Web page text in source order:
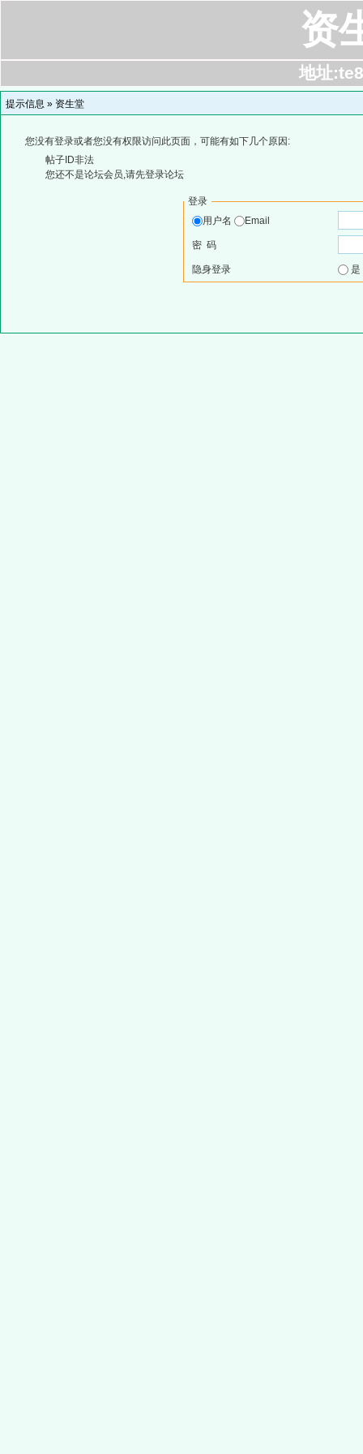
资
地址
提示信息 » 资生堂
您没有登录或者您没有权限访问此页面，可能有如下几个原因:
帖子ID非法
您还不是论坛会员,请先登录论坛
登录
用户名
Email
密 码
隐身登录